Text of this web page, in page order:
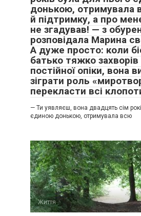
донькою, отримувала
й підтримку, а про
не згадував! — з
розповідала Марина
А дуже просто: коли
батько тяжко захворів
постійної опіки, вона
зіграти роль
перекласти всі
— Ти уявляєш, вона двадцять сім
єдиною донькою, отримувала всю
Життя